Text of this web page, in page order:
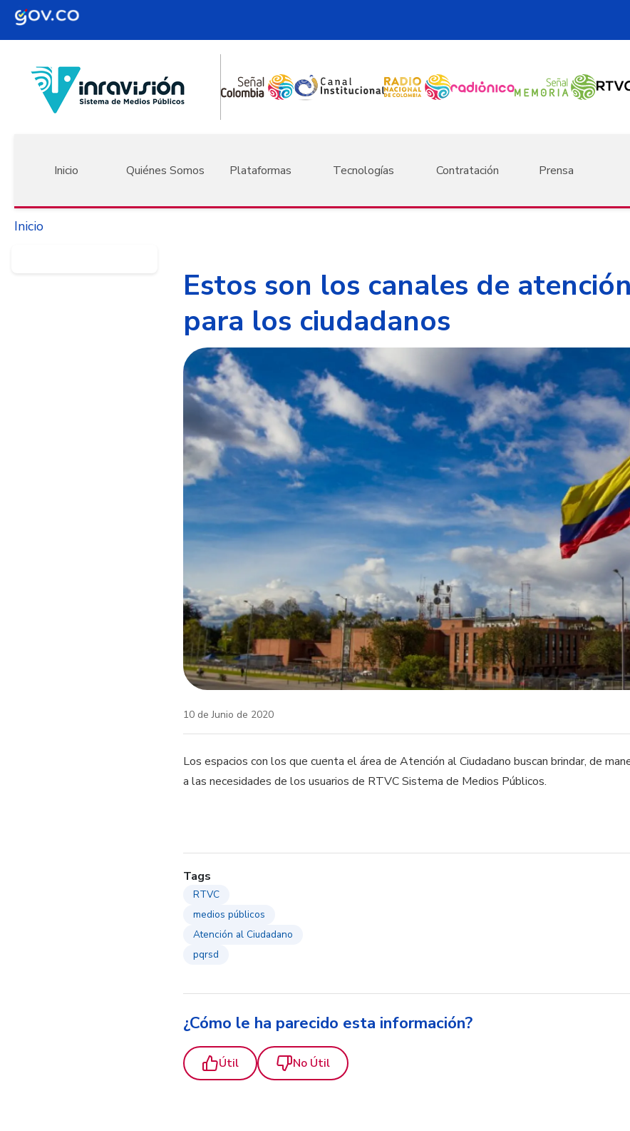
Pasar al contenido principal
Inicio Quiénes Somos Plataformas Tecnologías Contratación Prensa
Inicio
Estos son los canales de
para los ciudadanos
10 de Junio de 2020
Los espacios con los que cuenta el área de Atención al Ciudadano buscan brindar, de
a las necesidades de los usuarios de RTVC Sistema de Medios Públicos.
Tags
RTVC
medios públicos
Atención al Ciudadano
pqrsd
¿Cómo le ha parecido esta información?
Útil No Útil